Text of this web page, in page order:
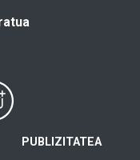
PUBLIZITATEA